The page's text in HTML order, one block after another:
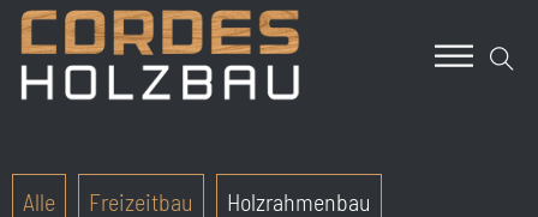
Alle Freizeitbau Holzrahmenbau